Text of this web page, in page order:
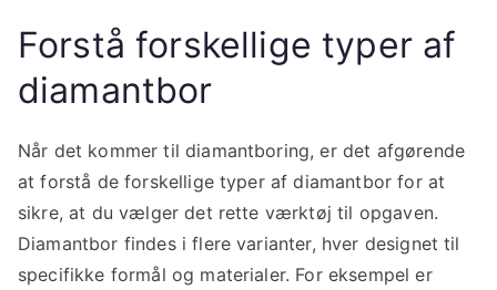
Forstå forskellige typer af
diamantbor
Når det kommer til diamantboring, er det afgørende
at forstå de forskellige typer af diamantbor for at
sikre, at du vælger det rette værktøj til opgaven.
Diamantbor findes i flere varianter, hver designet til
specifikke formål og materialer. For eksempel er